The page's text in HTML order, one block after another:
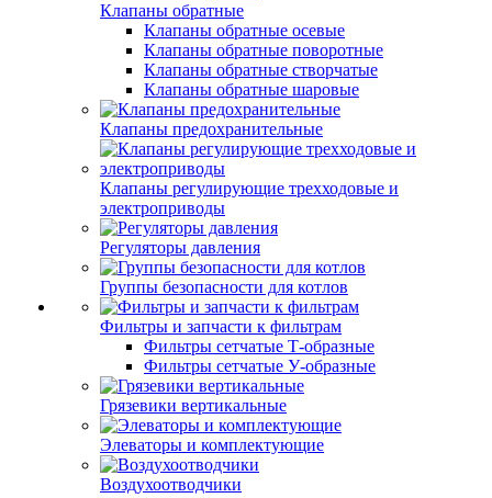
Клапаны обратные
Клапаны обратные осевые
Клапаны обратные поворотные
Клапаны обратные створчатые
Клапаны обратные шаровые
Клапаны предохранительные
Клапаны регулирующие трехходовые и
электроприводы
Регуляторы давления
Группы безопасности для котлов
Фильтры и запчасти к фильтрам
Фильтры сетчатые Т-образные
Фильтры сетчатые У-образные
Грязевики вертикальные
Элеваторы и комплектующие
Воздухоотводчики